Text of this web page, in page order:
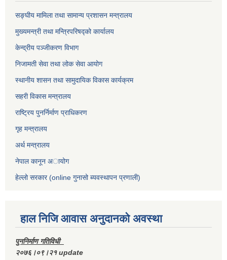
सङ्घीय मामिला तथा सामान्य प्रशासन मन्त्रालय
मुख्यमन्त्री तथा मन्त्रिपरिषद्को कार्यालय
केन्द्रीय पञ्जीकरण विभाग
निजामती सेवा तथा लोक सेवा आयोग
स्थानीय शासन तथा सामुदायिक विकास कार्यक्रम
सहरी विकास मन्त्रालय
राष्ट्रिय पुनर्निर्माण प्राधिकरण
गृह मन्त्रालय
अर्थ मन्त्रालय
नेपाल कानून अायोग
हेल्लो सरकार (online गुनासो ब्यवस्थापन प्रणाली)
हाल निजि आवास अनुदानकाे अवस्था
पुननिर्माण गतिविधी
२०७६।०९।२१ update